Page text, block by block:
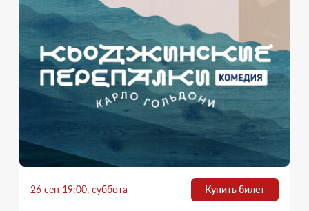
26 сен 19:00, суббота Купить билет